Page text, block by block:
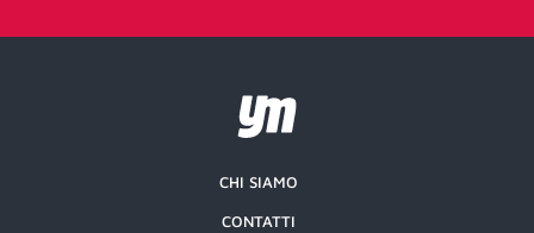
CHI SIAMO
CONTATTI